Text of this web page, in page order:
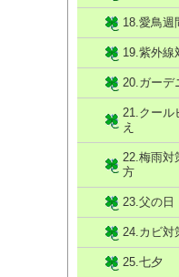
18.愛鳥週
19.紫外線
20.ガーデ
21.クール
え
22.梅雨対
方
23.父の日
24.カビ対
25.七夕